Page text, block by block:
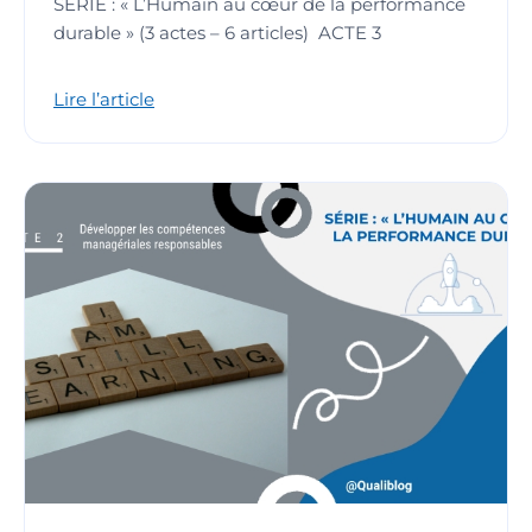
durable » (3 actes – 6 articles) ACTE 3
Lire l’article